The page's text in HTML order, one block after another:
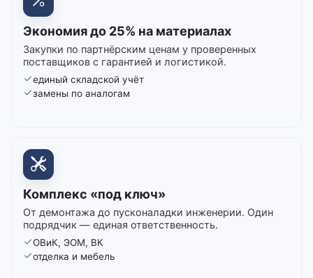
Экономия до 25% на материалах
Закупки по партнёрским ценам у проверенных
поставщиков с гарантией и логистикой.
единый складской учёт
замены по аналогам
Комплекс «под ключ»
От демонтажа до пусконаладки инженерии. Один
подрядчик — единая ответственность.
ОВиК, ЭОМ, ВК
отделка и мебель